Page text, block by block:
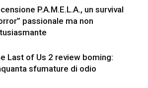
P.A.M.E.L.A., un survival
passionale ma non
Last of Us 2 review boming:
sfumature di odio